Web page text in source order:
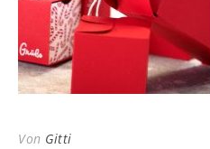
Von Gitti